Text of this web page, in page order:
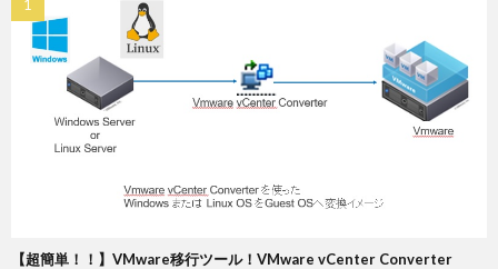
【超簡単！！】VMware移行ツール！VMware vCenter Converter